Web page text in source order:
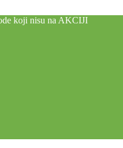
koji nisu na AKCIJI